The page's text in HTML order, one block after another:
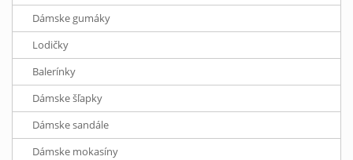
Dámske gumáky
Lodičky
Balerínky
Dámske šľapky
Dámske sandále
Dámske mokasíny